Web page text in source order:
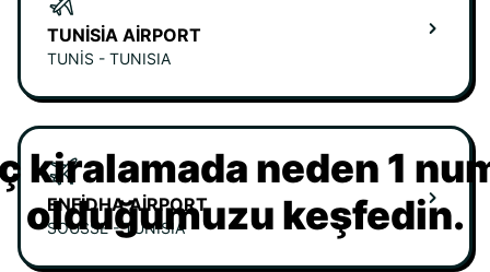
TUNISIA AIRPORT
TUNIS - TUNISIA
ENFIDHA AIRPORT
SOUSSE - TUNISIA
kiralamada neden 1
olduğumuzu keşfedin.